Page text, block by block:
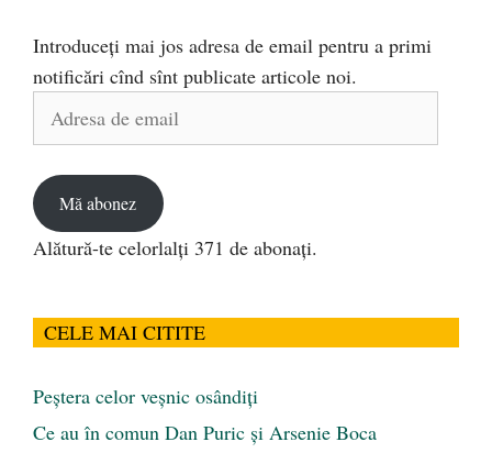
Introduceți mai jos adresa de email pentru a primi
notificări cînd sînt publicate articole noi.
Adresa
Mă abonez
Alătură-te celorlalți 371 de abonați.
CELE MAI CITITE
Peştera celor veşnic osândiţi
Ce au în comun Dan Puric şi Arsenie Boca